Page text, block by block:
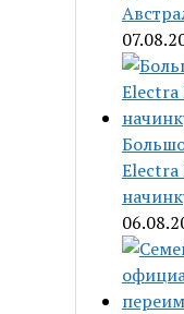
Electra